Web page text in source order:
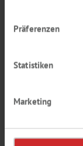
Präferenzen
Statistiken
Marketing